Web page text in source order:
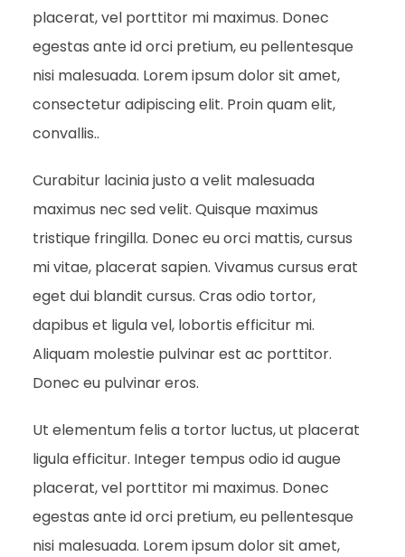
placerat, vel porttitor mi maximus. Donec
egestas ante id orci pretium, eu pellentesque
nisi malesuada. Lorem ipsum dolor sit amet,
consectetur adipiscing elit. Proin quam elit,
convallis..
Curabitur lacinia justo a velit malesuada
maximus nec sed velit. Quisque maximus
tristique fringilla. Donec eu orci mattis, cursus
mi vitae, placerat sapien. Vivamus cursus erat
eget dui blandit cursus. Cras odio tortor,
dapibus et ligula vel, lobortis efficitur mi.
Aliquam molestie pulvinar est ac porttitor.
Donec eu pulvinar eros.
Ut elementum felis a tortor luctus, ut placerat
ligula efficitur. Integer tempus odio id augue
placerat, vel porttitor mi maximus. Donec
egestas ante id orci pretium, eu pellentesque
nisi malesuada. Lorem ipsum dolor sit amet,